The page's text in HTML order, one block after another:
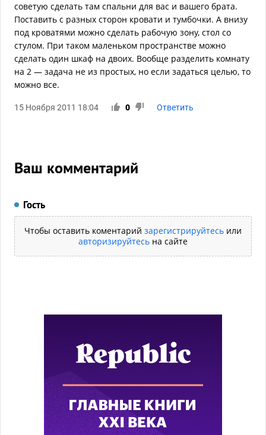
советую сделать там спальни для вас и вашего брата.
Поставить с разных сторон кровати и тумбочки. А внизу
под кроватями можно сделать рабочую зону, стол со
стулом. При таком маленьком пространстве можно
сделать один шкаф на двоих. Вообще разделить комнату
на 2 — задача не из простых, но если задаться целью, то
можно все.
15 Ноября 2011 18:04 0 Ответить
Ваш комментарий
Гость
Чтобы оставить коментарий зарегистрируйтесь или
авторизируйтесь на сайте